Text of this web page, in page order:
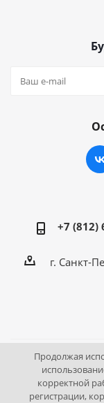
+7 (812)
г. Санкт-
2009 - 2026 ©
Продолжая
корректной
регистрации,